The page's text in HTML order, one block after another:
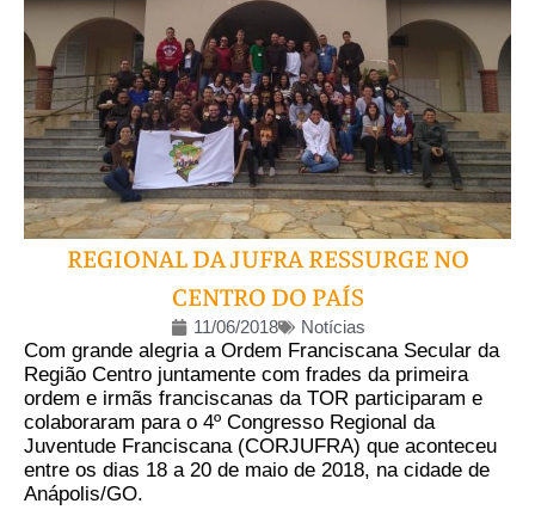
REGIONAL DA JUFRA RESSURGE NO
CENTRO DO PAÍS
11/06/2018 Notícias
Com grande alegria a Ordem Franciscana Secular da
Região Centro juntamente com frades da primeira
ordem e irmãs franciscanas da TOR participaram e
colaboraram para o 4º Congresso Regional da
Juventude Franciscana (CORJUFRA) que aconteceu
entre os dias 18 a 20 de maio de 2018, na cidade de
Anápolis/GO.